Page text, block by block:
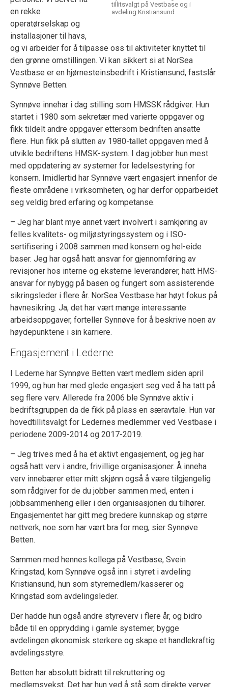
tillitsvalgt på Vestbase og i
avdeling Kristiansund
en rekke
operatørselskap og
installasjoner til havs,
og vi arbeider for å tilpasse oss til aktiviteter knyttet til
den grønne omstillingen. Vi kan sikkert si at NorSea
Vestbase er en hjørnesteinsbedrift i Kristiansund, fastslår
Synnøve Betten.
Synnøve innehar i dag stilling som HMSSK rådgiver. Hun
startet i 1980 som sekretær med varierte oppgaver og
fikk tildelt andre oppgaver ettersom bedriften ansatte
flere. Hun fikk på slutten av 1980-tallet oppgaven med å
utvikle bedriftens HMSK-system. I dag jobber hun mest
med oppdatering av systemer for ledelsestyring for
konsern. Imidlertid har Synnøve vært engasjert innenfor de
fleste områdene i virksomheten, og har derfor opparbeidet
seg veldig bred erfaring og kompetanse.
– Jeg har blant mye annet vært involvert i samkjøring av
felles kvalitets- og miljøstyringssystem og i ISO-
sertifisering i 2008 sammen med konsern og hel-eide
baser. Jeg har også hatt ansvar for gjennomføring av
revisjoner hos interne og eksterne leverandører, hatt HMS-
ansvar for nybygg på basen og fungert som assisterende
sikringsleder i flere år. NorSea Vestbase har høyt fokus på
havnesikring. Ja, det har vært mange interessante
arbeidsoppgaver, forteller Synnøve for å beskrive noen av
høydepunktene i sin karriere.
Engasjement i Lederne
I Lederne har Synnøve Betten vært medlem siden april
1999, og hun har med glede engasjert seg ved å ha tatt på
seg flere verv. Allerede fra 2006 ble Synnøve aktiv i
bedriftsgruppen da de fikk på plass en særavtale. Hun var
hovedtillitsvalgt for Ledernes medlemmer ved Vestbase i
periodene 2009-2014 og 2017-2019.
– Jeg trives med å ha et aktivt engasjement, og jeg har
også hatt verv i andre, frivillige organisasjoner. Å inneha
verv innebærer etter mitt skjønn også å være tilgjengelig
som rådgiver for de du jobber sammen med, enten i
jobbsammenheng eller i den organisasjonen du tilhører.
Engasjementet har gitt meg bredere kunnskap og større
nettverk, noe som har vært bra for meg, sier Synnøve
Betten.
Sammen med hennes kollega på Vestbase, Svein
Kringstad, kom Synnøve også inn i styret i avdeling
Kristiansund, hun som styremedlem/kasserer og
Kringstad som avdelingsleder.
Der hadde hun også andre styreverv i flere år, og bidro
både til en opprydding i gamle systemer, bygge
avdelingen økonomisk sterkere og skape et handlekraftig
avdelingsstyre.
Betten har absolutt bidratt til rekruttering og
medlemsvekst. Det har hun ved å stå som direkte verver